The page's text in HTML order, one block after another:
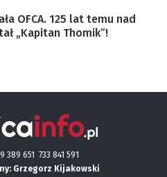
OFCA. 125 lat temu nad
„Kapitan Thomik”!
389 651 733 841 591
Grzegorz Kijakowski